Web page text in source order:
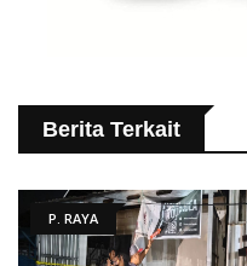
Berita Terkait
P. RAYA